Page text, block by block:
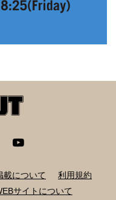
載について
利用規約
サイトについて